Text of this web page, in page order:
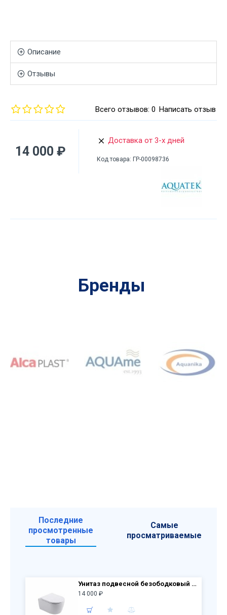
Описание
Отзывы
Всего отзывов: 0 Написать отзыв
14 000 ₽
Доставка от 3-х дней
Код товара: ГР-00098736
Бренды
Последние
просмотренные
товары
Самые
просматриваемые
Унитаз подвесной безободковый AQUATEK AQ1106T-00 Европа NEW TORNADO, крышка-сиденье с микролифтом
14 000 ₽